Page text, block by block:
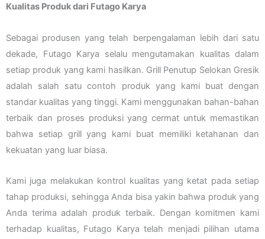
Kualitas Produk dari Futago Karya
Sebagai produsen yang telah berpengalaman lebih dari satu
dekade, Futago Karya selalu mengutamakan kualitas dalam
setiap produk yang kami hasilkan. Grill Penutup Selokan Gresik
adalah salah satu contoh produk yang kami buat dengan
standar kualitas yang tinggi. Kami menggunakan bahan-bahan
terbaik dan proses produksi yang cermat untuk memastikan
bahwa setiap grill yang kami buat memiliki ketahanan dan
kekuatan yang luar biasa.
Kami juga melakukan kontrol kualitas yang ketat pada setiap
tahap produksi, sehingga Anda bisa yakin bahwa produk yang
Anda terima adalah produk terbaik. Dengan komitmen kami
terhadap kualitas, Futago Karya telah menjadi pilihan utama